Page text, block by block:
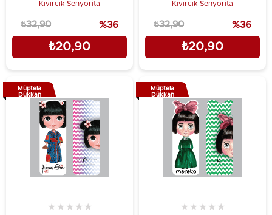
Kıvırcık Senyorita
₺20,90
₺32,90 %36
Kıvırcık Senyorita
₺20,90
₺32,90 %36
★ ★ ★ ★ ★
Müptela
Dükkan
★ ★ ★ ★ ★
Müptela
Dükkan